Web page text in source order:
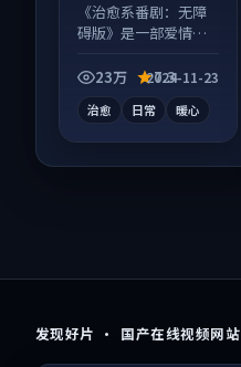
《治愈系番剧：无障
碍版》是一部爱情向
信息量大，适合沉浸
23万 7.3
2024-11-23
治愈 日常 暖心
发现好片 · 国产在线视频网站